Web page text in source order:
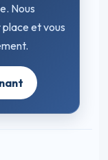
Nous
place et vous